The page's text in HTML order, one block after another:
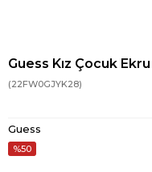
Guess Kız Çocuk
(22FW0GJYK28)
Guess
50